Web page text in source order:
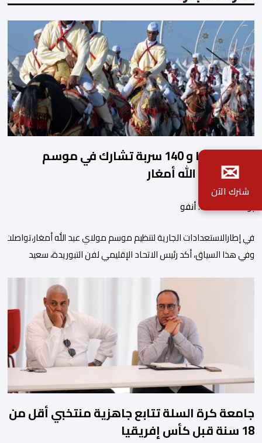
2140 فارسا و 140 سربة تشارك في موسم
مولاي عبد الله أمغار
بواسطة أحداث. أنفو
في إطارالاستعدادات الجارية لتنظيم موسم مولاي عبد الله
وفي هذا السياق، أكد رئيس الاتحاد الإقليمي لفن التبوريدة، سعيد
ولم تخل هذه الدورة من مؤشرات إيجابية على مستوى تنوعالمشاركة،
وتبرز هذه الأرقام الحجم الكبير الذي باتت تعرفه تظاهرةالتبوريدة
ومن المرتقب أن تعرف فعاليات الموسم إقبالا جماهيريا
واسعا،في ظل الشغف الكبير الذي يحظى به فن التبوريدة، باعتبارهأحد
جامعة كرة السلة تتابع جاهزية منتخبي أقل من
18 سنة قبل كأس إفريقيا
✉
شترك الآن